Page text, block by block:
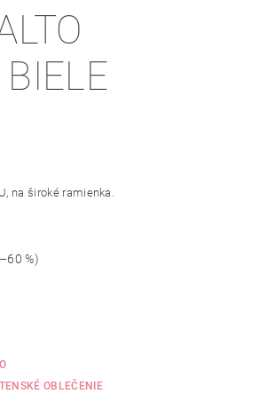
na široké ramienka.
%)
OBLEČENIE